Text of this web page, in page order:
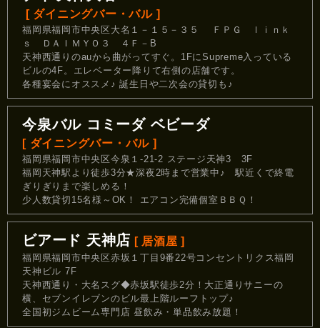
[ ダイニングバー・バル ]
福岡県福岡市中央区大名１－１５－３５ ＦＰＧ ｌｉｎｋ
ｓ ＤＡＩＭＹＯ３ ４Ｆ－B
天神西通りのauから曲がってすぐ。1FにSupreme入っている
ビルの4F。エレベーター降りて右側の店舗です。
各種宴会にオススメ♪ 誕生日や二次会の貸切も♪
今泉バル コミーダ ベビーダ
[ ダイニングバー・バル ]
福岡県福岡市中央区今泉１-21-2 ステージ天神3 3F
福岡天神駅より徒歩3分★深夜2時まで営業中♪ 駅近くで終電
ぎりぎりまで楽しめる！
少人数貸切15名様～OK！ エアコン完備個室ＢＢＱ！
ビアード 天神店 [ 居酒屋 ]
福岡県福岡市中央区赤坂１丁目9番22号コンセントリクス福岡
天神ビル 7F
天神西通り・大名スグ◆赤坂駅徒歩2分！大正通りサニーの
横、セブンイレブンのビル最上階ルーフトップ♪
全国初ジムビーム専門店 昼飲み・単品飲み放題！